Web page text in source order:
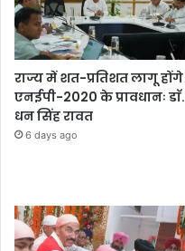
राज्य में शत-प्रतिशत लागू होंगे
एनईपी-2020 के प्रावधानः डाॅ.
धन सिंह रावत
6 days ago